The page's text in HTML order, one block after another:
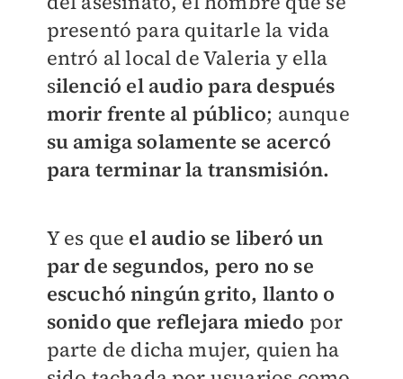
presentó para quitarle la vida
entró al local de Valeria y ella
silenció el audio para después
morir frente al público; aunque
su amiga solamente se acercó
para terminar la transmisión.
Y es que el audio se liberó un
par de segundos, pero no se
escuchó ningún grito, llanto o
sonido que reflejara miedo por
parte de dicha mujer, quien ha